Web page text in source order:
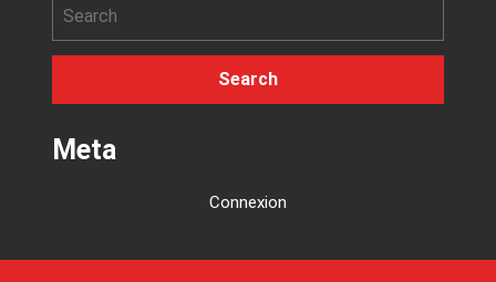
Meta
Connexion